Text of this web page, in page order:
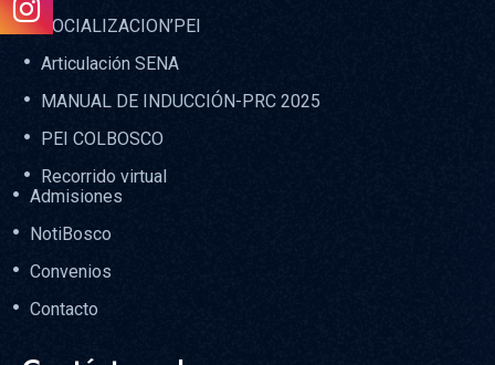
SOCIALIZACION’PEI
Articulación SENA
MANUAL DE INDUCCIÓN-PRC 2025
PEI COLBOSCO
Recorrido virtual
Admisiones
NotiBosco
Convenios
Contacto